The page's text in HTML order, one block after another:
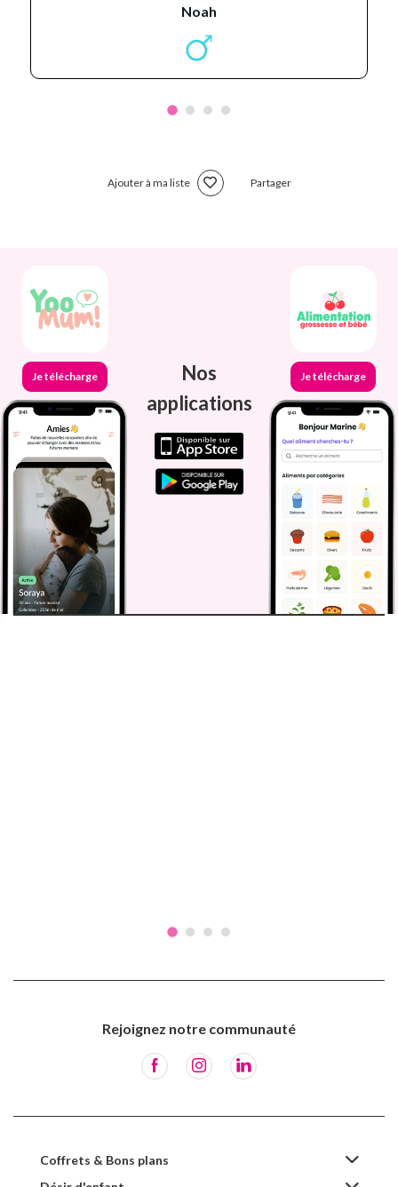
noah
Ajouter à ma liste Partager
Je télécharge
Nos
applications
Je télécharge
Rejoignez notre communauté
Coffrets & Bons plans